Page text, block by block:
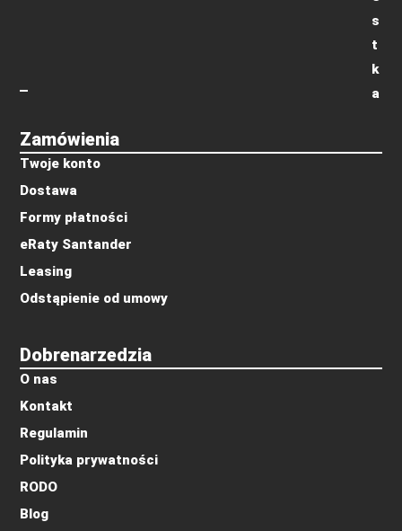
Dobrenarzedzia
O nas
Kontakt
Regulamin
Polityka prywatności
RODO
Blog
Zamówienia
Twoje konto
Dostawa
Formy płatności
eRaty Santander
Leasing
Odstąpienie od umowy
s
t
k
a